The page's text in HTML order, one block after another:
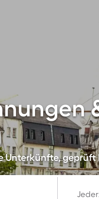
Unterkünfte, geprüft